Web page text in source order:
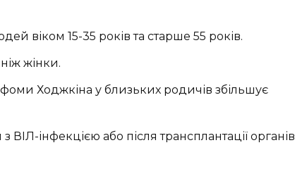
віком 15-35 років та старше 55 років.
жінки.
Ходжкіна у близьких родичів збільшує
інфекцією або після трансплантації органів